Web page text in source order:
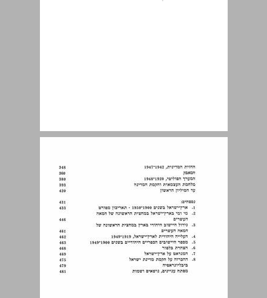
מבוא ... 7